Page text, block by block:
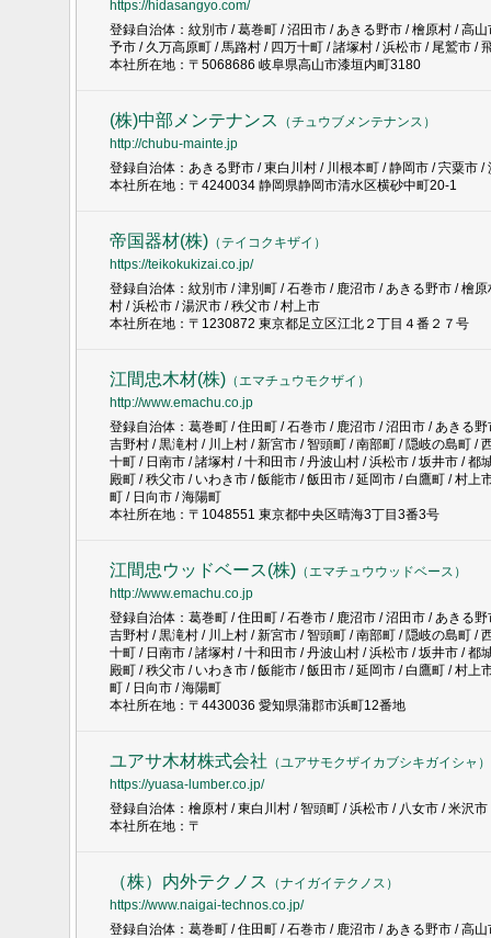
https://hidasangyo.com/
登録自治体：紋別市 / 葛巻町 / 沼田市 / あきる野市 / 檜原村 / 高
予市 / 久万高原町 / 馬路村 / 四万十町 / 諸塚村 / 浜松市 / 尾鷲市 /
本社所在地：〒5068686 岐阜県高山市漆垣内町3180
(株)中部メンテナンス （チュウブメンテナンス ）
http://chubu-mainte.jp
登録自治体：あきる野市 / 東白川村 / 川根本町 / 静岡市 / 宍粟市 /
本社所在地：〒4240034 静岡県静岡市清水区横砂中町20-1
帝国器材(株)（テイコクキザイ ）
https://teikokukizai.co.jp/
登録自治体：紋別市 / 津別町 / 石巻市 / 鹿沼市 / あきる野市 / 檜
村 / 浜松市 / 湯沢市 / 秩父市 / 村上市
本社所在地：〒1230872 東京都足立区江北２丁目４番２７号
江間忠木材(株)（エマチュウモクザイ ）
http://www.emachu.co.jp
登録自治体：葛巻町 / 住田町 / 石巻市 / 鹿沼市 / 沼田市 / あきる
吉野村 / 黒滝村 / 川上村 / 新宮市 / 智頭町 / 南部町 / 隠岐の島町 /
十町 / 日南市 / 諸塚村 / 十和田市 / 丹波山村 / 浜松市 / 坂井市 /
殿町 / 秩父市 / いわき市 / 飯能市 / 飯田市 / 延岡市 / 白鷹町 / 村
町 / 日向市 / 海陽町
本社所在地：〒1048551 東京都中央区晴海3丁目3番3号
江間忠ウッドベース(株)（エマチュウウッドベース ）
http://www.emachu.co.jp
登録自治体：葛巻町 / 住田町 / 石巻市 / 鹿沼市 / 沼田市 / あきる
吉野村 / 黒滝村 / 川上村 / 新宮市 / 智頭町 / 南部町 / 隠岐の島町 /
十町 / 日南市 / 諸塚村 / 十和田市 / 丹波山村 / 浜松市 / 坂井市 /
殿町 / 秩父市 / いわき市 / 飯能市 / 飯田市 / 延岡市 / 白鷹町 / 村
町 / 日向市 / 海陽町
本社所在地：〒4430036 愛知県蒲郡市浜町12番地
ユアサ木材株式会社 （ユアサモクザイカブシキガイシャ ）
https://yuasa-lumber.co.jp/
登録自治体：檜原村 / 東白川村 / 智頭町 / 浜松市 / 八女市 / 米沢市
本社所在地：〒
（株）内外テクノス （ナイガイテクノス ）
https://www.naigai-technos.co.jp/
登録自治体：葛巻町 / 住田町 / 石巻市 / 鹿沼市 / あきる野市 / 高